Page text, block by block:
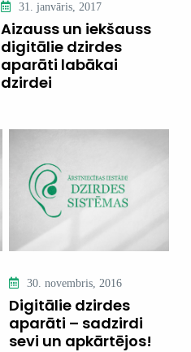
31. janvāris, 2017
Aizauss un iekšauss
digitālie dzirdes
aparāti labākai
dzirdei
30. novembris, 2016
Digitālie dzirdes
aparāti – sadzirdi
sevi un apkārtējos!